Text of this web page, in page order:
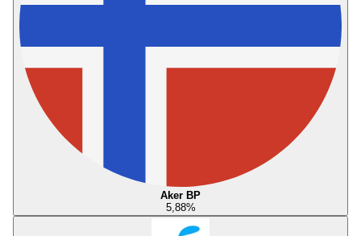
Aker BP
5,88%